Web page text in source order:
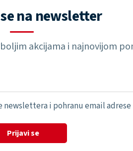
na newsletter
akcijama i najnovijom
newslettera i pohranu email adrese
Prijavi se